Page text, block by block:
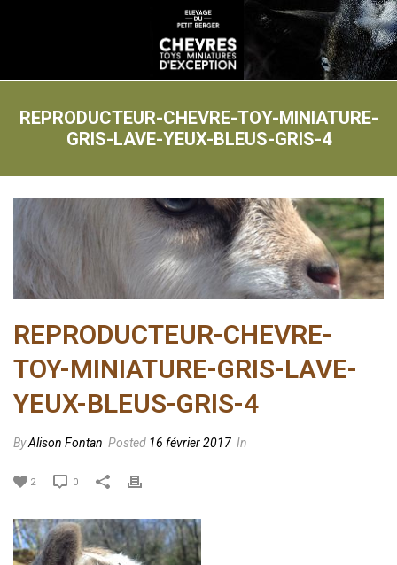
REPRODUCTEUR-CHEVRE-TOY-MINIATURE-
GRIS-LAVE-YEUX-BLEUS-GRIS-4
REPRODUCTEUR-CHEVRE-
TOY-MINIATURE-GRIS-LAVE-
YEUX-BLEUS-GRIS-4
ByAlison Fontan Posted 16 février 2017 In
2 0